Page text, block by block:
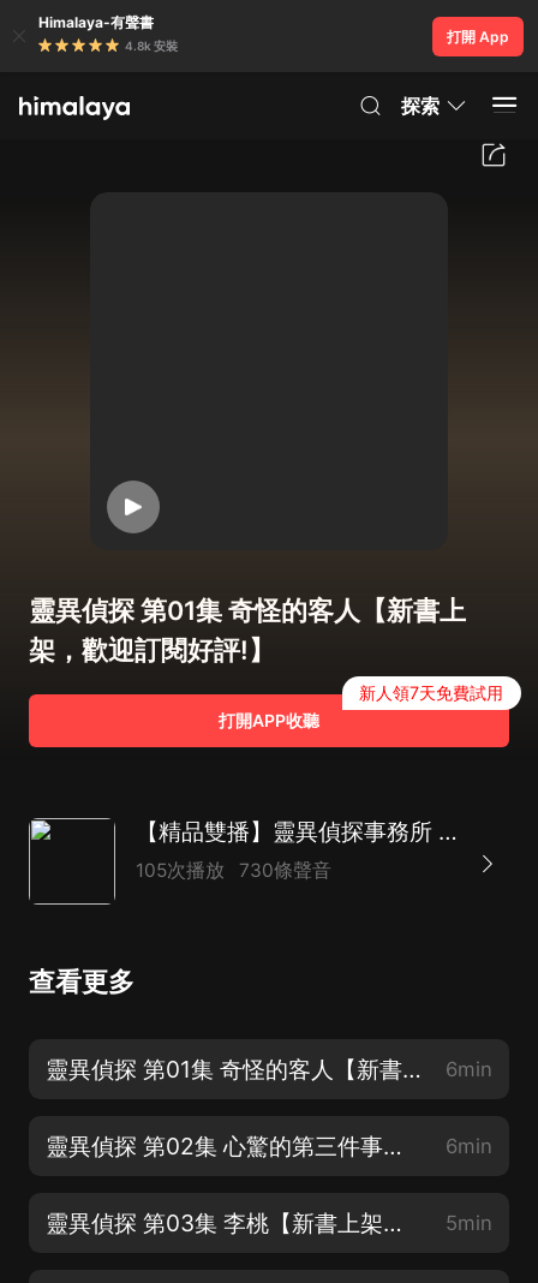
Himalaya-有聲書
4.8k 安裝
打開 App
探索
靈異偵探 第01集 奇怪的客人【新書上
架，歡迎訂閱好評!】
打開APP收聽
新人領7天免費試用
【精品雙播】靈異偵探事務所 | 懸疑鬼怪 | 古現混搭
105次播放 730條聲音
查看更多
靈異偵探 第01集 奇怪的客人【新書上架，歡迎訂閱好評!】 6min
靈異偵探 第02集 心驚的第三件事【新書上架，歡迎訂閱好評!】 6min
靈異偵探 第03集 李桃【新書上架，歡迎訂閱好評!】 5min